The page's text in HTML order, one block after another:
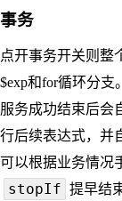
事务
点开事务开关则整
$exp和for循环分支。
服务成功结束后会
行后续表达式，并
可以根据业务情况
stopIf 提早结